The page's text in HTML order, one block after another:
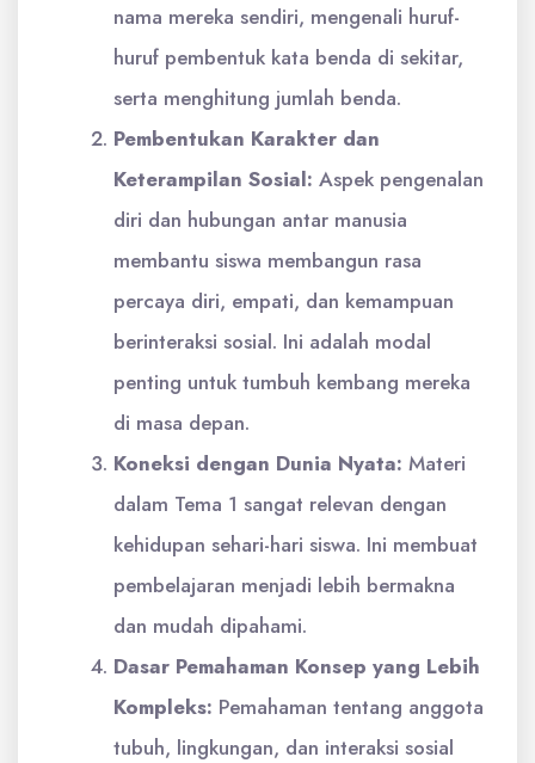
nama mereka sendiri, mengenali huruf-
huruf pembentuk kata benda di sekitar,
serta menghitung jumlah benda.
Pembentukan Karakter dan
Keterampilan Sosial: Aspek pengenalan
diri dan hubungan antar manusia
membantu siswa membangun rasa
percaya diri, empati, dan kemampuan
berinteraksi sosial. Ini adalah modal
penting untuk tumbuh kembang mereka
di masa depan.
Koneksi dengan Dunia Nyata: Materi
dalam Tema 1 sangat relevan dengan
kehidupan sehari-hari siswa. Ini membuat
pembelajaran menjadi lebih bermakna
dan mudah dipahami.
Dasar Pemahaman Konsep yang Lebih
Kompleks: Pemahaman tentang anggota
tubuh, lingkungan, dan interaksi sosial